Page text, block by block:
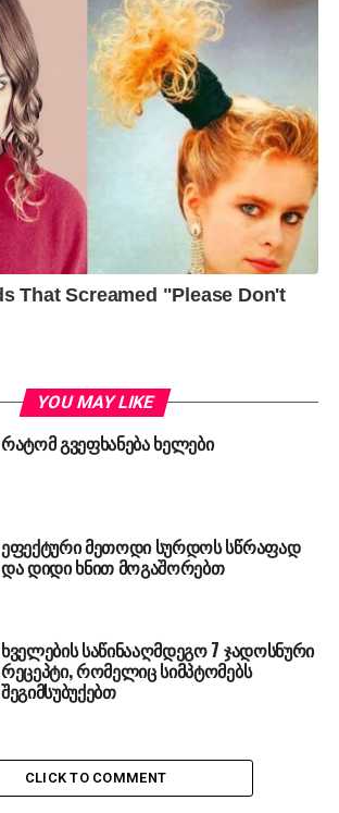
YOU MAY LIKE
რატომ გვეფხანება ხელები
ეფექტური მეთოდი სურდოს სწრაფად
და დიდი ხნით მოგაშორებთ
ხველების საწინააღმდეგო 7 ჯადოსნური
რეცეპტი, რომელიც სიმპტომებს
შეგიმსუბუქებთ
CLICK TO COMMENT